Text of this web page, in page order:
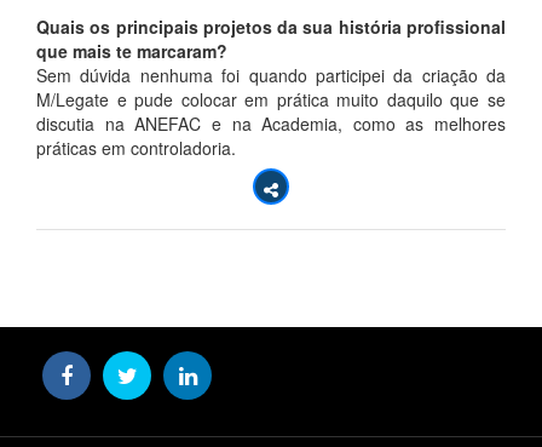
Quais os principais projetos da sua história profissional
que mais te marcaram?
Sem dúvida nenhuma foi quando participei da criação da
M/Legate e pude colocar em prática muito daquilo que se
discutia na ANEFAC e na Academia, como as melhores
práticas em controladoria.